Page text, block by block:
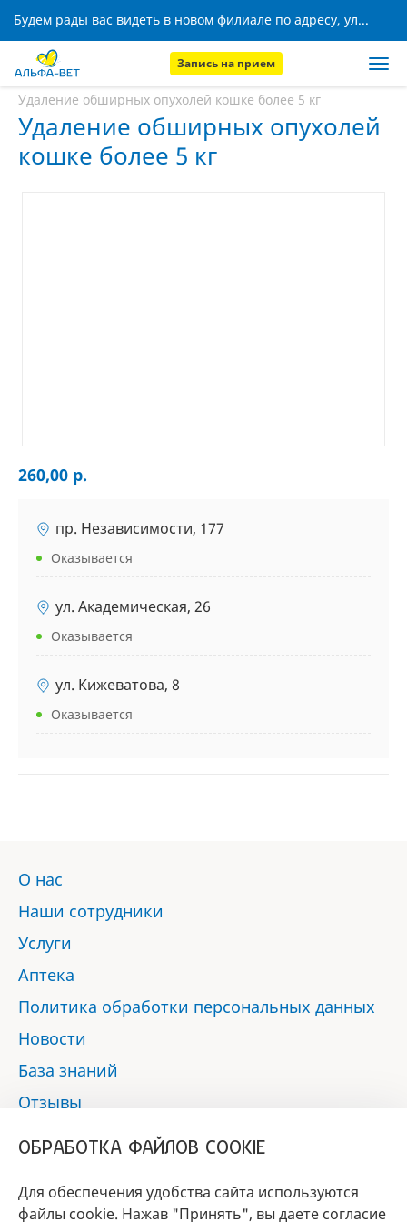
Будем рады вас видеть в новом филиале по адресу, ул. Кижеватова, 8!
Запись на прием
Главная
Удаление обширных опухолей кошке более 5 кг
Удаление обширных опухолей
кошке более 5 кг
260,00 р.
пр. Независимости, 177
Оказывается
ул. Академическая, 26
Оказывается
ул. Кижеватова, 8
Оказывается
О нас
Наши сотрудники
Услуги
Аптека
Политика обработки персональных данных
Новости
База знаний
Отзывы
ОБРАБОТКА ФАЙЛОВ COOKIE
Для обеспечения удобства сайта используются
файлы cookie. Нажав "Принять", вы даете согласие